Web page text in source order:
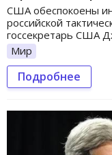
США обеспокоены
российской
госсекретарь США
Мир
Подробнее